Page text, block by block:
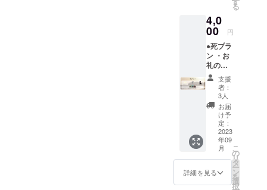
い。）
クネー
ム可）
をご記
入くだ
さい。
第三者
を特定
する名
前や公
序良俗
に反す
るお名
前は掲
載いた
しかね
ますの
で、予
る
4,0
00 円
●死プラ
ン ・お
礼の
メール
・エン
ドロー
ルクレ
ジット
(小)
（ご支
援時、
必ず備
考欄に
ご希望
のお名
支援
者：
3人
お届
け予
定：
2023
年09
月
詳細を見る
こ
の
リ
タ
ー
ン
を
選
択